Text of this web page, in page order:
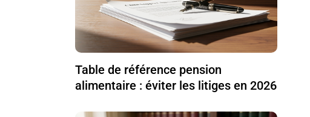
Table de référence pension
alimentaire : éviter les litiges en 2026